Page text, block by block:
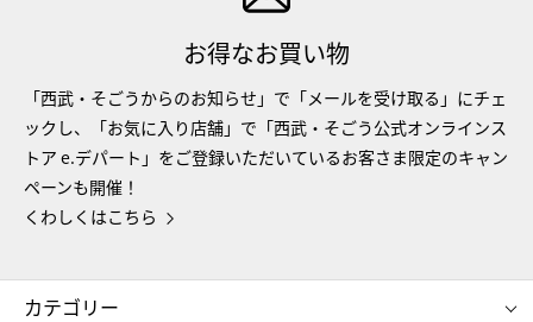
お得なお買い物
「西武・そごうからのお知らせ」で「メールを受け取る」にチェ
ックし、「お気に入り店舗」で「西武・そごう公式オンラインス
トア e.デパート」をご登録いただいているお客さま限定のキャン
ペーンも開催！
くわしくはこちら
カテゴリー